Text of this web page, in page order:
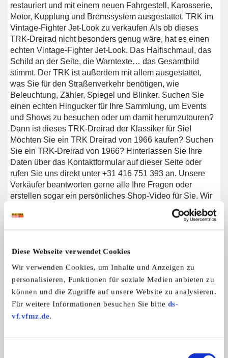
Diese Webseite verwendet Cookies
Wir verwenden Cookies, um Inhalte und Anzeigen zu
personalisieren, Funktionen für soziale Medien anbieten zu
können und die Zugriffe auf unsere Website zu analysieren.
Für weitere Informationen besuchen Sie bitte ds-
vf.vfmz.de.
restauriert und mit einem neuen Fahrgestell, Karosserie,
Motor, Kupplung und Bremssystem ausgestattet. TRK im
Vintage-Fighter Jet-Look zu verkaufen Als ob dieses
TRK-Dreirad nicht besonders genug wäre, hat es einen
echten Vintage-Fighter Jet-Look. Das Haifischmaul, das
Schild an der Seite, die Warntexte… das Gesamtbild
stimmt. Der TRK ist außerdem mit allem ausgestattet,
was Sie für den Straßenverkehr benötigen, wie
Beleuchtung, Zähler, Spiegel und Blinker. Suchen Sie
einen echten Hingucker für Ihre Sammlung, um Events
und Shows zu besuchen oder um damit herumzutouren?
Dann ist dieses TRK-Dreirad der Klassiker für Sie!
Möchten Sie ein TRK Dreirad von 1966 kaufen? Suchen
Sie ein TRK-Dreirad von 1966? Hinterlassen Sie Ihre
Daten über das Kontaktformular auf dieser Seite oder
rufen Sie uns direkt unter +31 416 751 393 an. Unsere
Verkäufer beantworten gerne alle Ihre Fragen oder
erstellen sogar ein persönliches Shop-Video für Sie. Wir
bieten Unterstützung beim Transport. Wir liefern Ihnen Ihr
Auto mit Tüv, H-Kennzeichen und Fahrzeugbrief, gegen
Aufpreis. Sie zahlen keine Importsteuer mehr. Auch
Finanzierungspartner finanzieren.
Weitere Anzeigen dieses Anbieters
ALLE ANZEIGEN
6